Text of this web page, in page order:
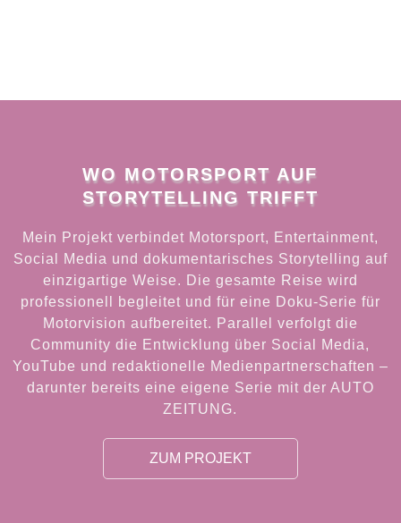
WO MOTORSPORT AUF
STORYTELLING TRIFFT
Mein Projekt verbindet Motorsport, Entertainment,
Social Media und dokumentarisches Storytelling auf
einzigartige Weise. Die gesamte Reise wird
professionell begleitet und für eine Doku-Serie für
Motorvision aufbereitet. Parallel verfolgt die
Community die Entwicklung über Social Media,
YouTube und redaktionelle Medienpartnerschaften –
darunter bereits eine eigene Serie mit der AUTO
ZEITUNG.
ZUM PROJEKT